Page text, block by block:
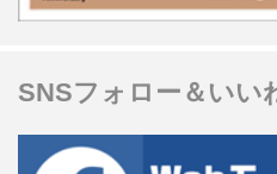
SNSフォロー＆いい